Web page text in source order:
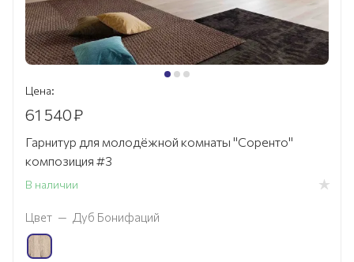
Цена:
61 540₽
Гарнитур для молодёжной комнаты "Соренто"
композиция #3
В наличии
Цвет — Дуб Бонифаций